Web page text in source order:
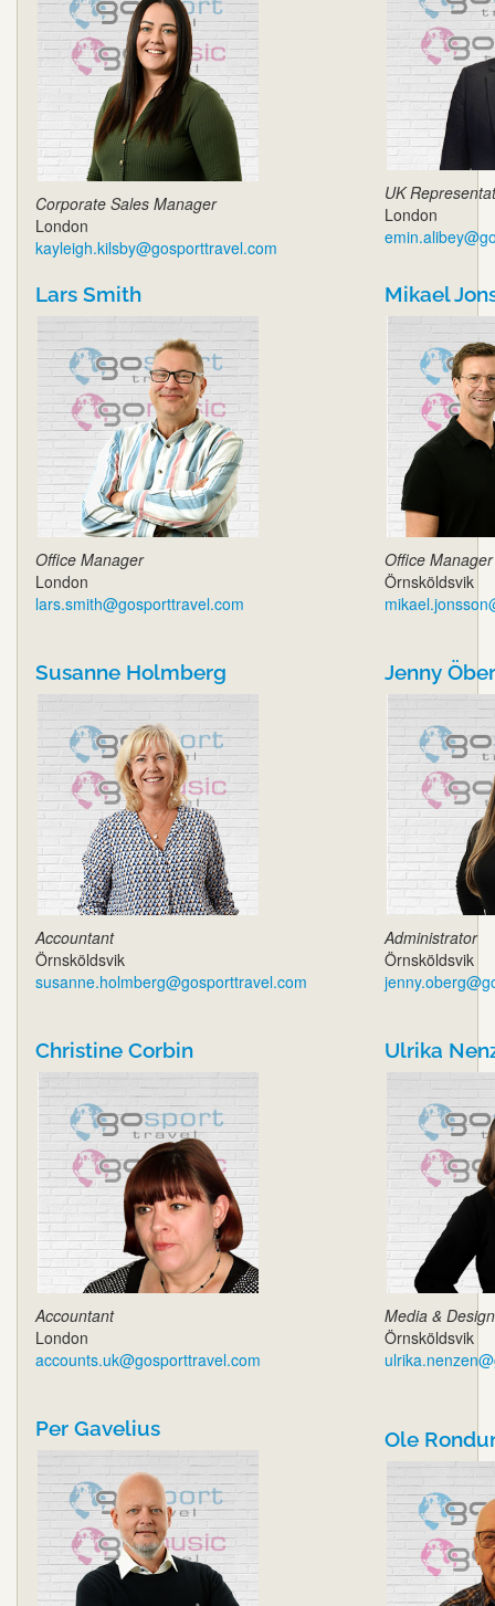
Corporate Sales Manager
London
kayleigh.kilsby@gosporttravel.com
UK
London
Lars Smith
Office Manager
London
lars.smith@gosporttravel.com
Mikael
Office Manager
Örnsköldsvik
Susanne Holmberg
Accountant
Örnsköldsvik
susanne.holmberg@gosporttravel.com
Jenny
Administrator
Örnsköldsvik
Christine Corbin
Accountant
London
accounts.uk@gosporttravel.com
Ulrika
Media & Design
Örnsköldsvik
Per Gavelius Ole